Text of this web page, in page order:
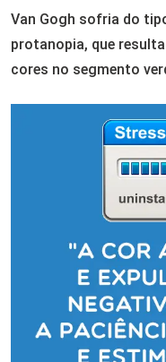
Van Gogh sofria do
protanopia, que
cores no segmento